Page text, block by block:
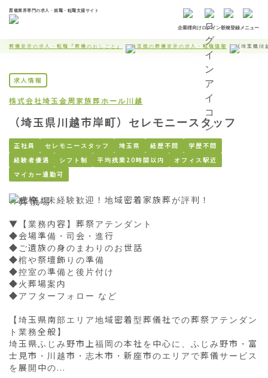
葬儀業界専門の求人・就職・転職支援サイト
企業様向けログイン新規登録メニュー
葬儀業界の求人・転職「葬儀のおしごと」 埼玉県の葬儀業界の求人・転職情報 （埼玉県川
求人情報
株式会社埼玉金周家族葬ホール川越
（埼玉県川越市岸町）セレモニースタッフ
正社員 セレモニースタッフ 埼玉県 経歴不問
学歴不問
経験者優遇
シフト制 平均残業20時間以内
オフィス駅近
マイカー通勤可
育成枠／未経験歓迎！地域密着家族葬が評判！
▼【業務内容】葬祭アテンダント
◆会場準備・司会・進行
◆ご遺族の身のまわりのお世話
◆棺や祭壇飾りの準備
◆控室の準備と後片付け
◆火葬場案内
◆アフターフォロー など
【埼玉県南部エリア地域密着型葬儀社での葬祭アテンダン
ト業務全般】
埼玉県ふじみ野市上福岡の本社を中心に、ふじみ野市・富
士見市・川越市・志木市・新座市のエリアで葬儀サービス
を展開中の...